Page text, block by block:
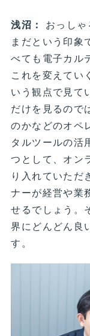
浅沼：
おっし
まだという印象
べても電子カル
これを変えてい
いう観点で見て
だけを見るので
のかなどのオペ
タルツールの活
つとして、オン
り入れていただ
ナーが経営や業
せるでしょう。
界にどんどん良
す。